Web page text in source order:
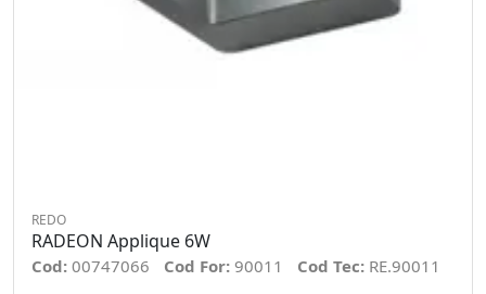
REDO
RADEON Applique 6W
Cod: 00747066 Cod For: 90011 Cod Tec: RE.90011